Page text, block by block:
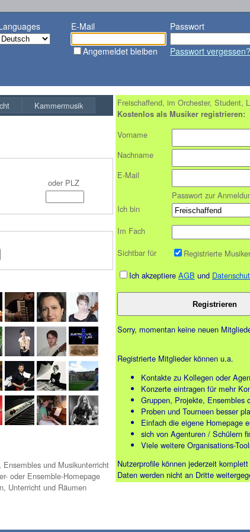
E-Mail
Angemeldet bleiben
Passwort
Passwort vergessen?
Kammermusik
oder PLZ
und Musikunterricht
oder Ensemble-Homepage
Unterricht und Räumen
Freischaffend, im Orchester, Student,
Kostenlos als Musiker registrieren:
Vorname
Nachname
E-Mail
Passwort zur
Ich bin
Im Fach
Sichtbar für
Registrierte Musiker
Ich akzeptiere AGB und
Sorry, momentan keine neuen
Registrierte Mitglieder können u.a.
Kontakte zu Kollegen oder
Konzerte eintragen für mehr
Gruppen, Projekte, Ensembles
Proben und Tourneen besser
Einfach die eigene Homepage
sich von Agenturen / Schülern
Viele weitere Organisations-
Nutzerprofile können jederzeit
Daten werden nicht an Dritte